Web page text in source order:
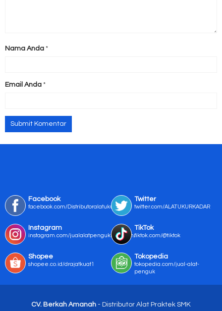
Nama Anda *
Email Anda *
Facebook
facebook.com/Distributoralatukur
Twitter
twitter.com/ALATUKURKADAR
Instagram
instagram.com/jualalatpengukurmurah/
TikTok
tiktok.com/@tiktok
Shopee
shopee.co.id/drajatkuat1
Tokopedia
tokopedia.com/jual-alat-
penguk
CV. Berkah Amanah - Distributor Alat Praktek SMK